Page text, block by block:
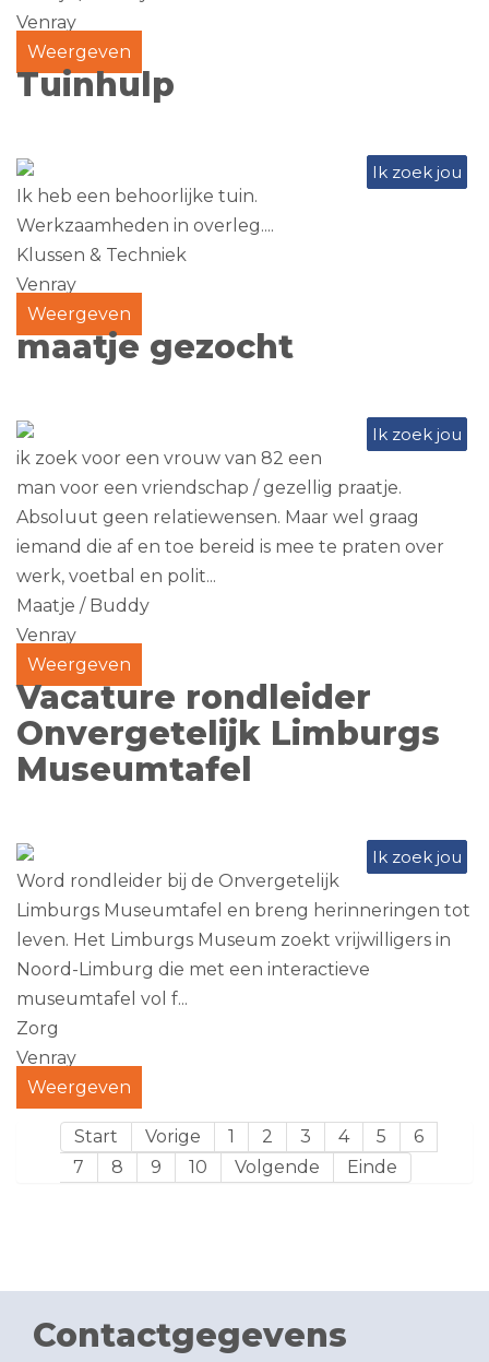
Venray
Weergeven
Tuinhulp
Ik zoek jou
Ik heb een behoorlijke tuin.
Werkzaamheden in overleg....
Klussen & Techniek
Venray
Weergeven
maatje gezocht
Ik zoek jou
ik zoek voor een vrouw van 82 een
man voor een vriendschap / gezellig praatje.
Absoluut geen relatiewensen. Maar wel graag
iemand die af en toe bereid is mee te praten over
werk, voetbal en polit...
Maatje / Buddy
Venray
Weergeven
Vacature rondleider
Onvergetelijk Limburgs
Museumtafel
Ik zoek jou
Word rondleider bij de Onvergetelijk
Limburgs Museumtafel en breng herinneringen tot
leven. Het Limburgs Museum zoekt vrijwilligers in
Noord-Limburg die met een interactieve
museumtafel vol f...
Zorg
Venray
Weergeven
Start Vorige 1 2 3 4 5
6
7
8 9 10 Volgende Einde
Contactgegevens